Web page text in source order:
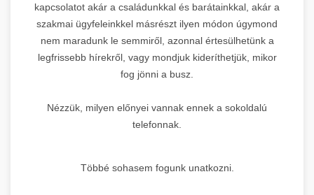
kapcsolatot akár a családunkkal és barátainkkal, akár a
szakmai ügyfeleinkkel másrészt ilyen módon úgymond
nem maradunk le semmiről, azonnal értesülhetünk a
legfrissebb hírekről, vagy mondjuk kideríthetjük, mikor
fog jönni a busz.
Nézzük, milyen előnyei vannak ennek a sokoldalú
telefonnak.
Többé sohasem fogunk unatkozni.